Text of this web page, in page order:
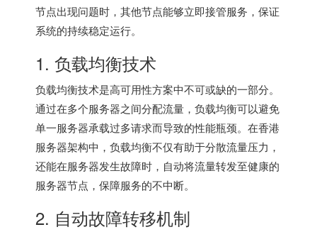
节点出现问题时，其他节点能够立即接管服务，保证
系统的持续稳定运行。
1. 负载均衡技术
负载均衡技术是高可用性方案中不可或缺的一部分。
通过在多个服务器之间分配流量，负载均衡可以避免
单一服务器承载过多请求而导致的性能瓶颈。在香港
服务器架构中，负载均衡不仅有助于分散流量压力，
还能在服务器发生故障时，自动将流量转发至健康的
服务器节点，保障服务的不中断。
2. 自动故障转移机制